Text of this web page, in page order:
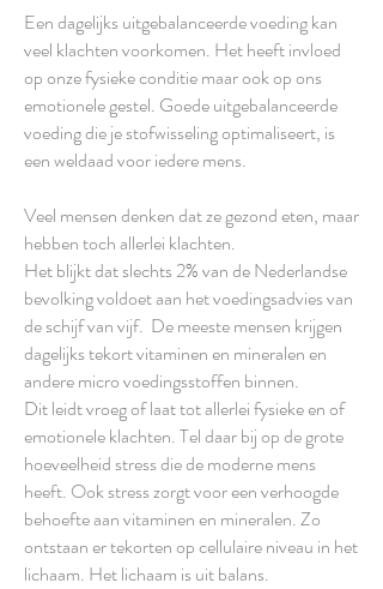
Een dagelijks uitgebalanceerde voeding kan
veel klachten voorkomen. Het heeft invloed
op onze fysieke conditie maar ook op ons
emotionele gestel. Goede uitgebalanceerde
voeding die je stofwisseling optimaliseert, is
een weldaad voor iedere mens.
Veel mensen denken dat ze gezond eten, maar
hebben toch allerlei klachten.
Het blijkt dat slechts 2% van de Nederlandse
bevolking voldoet aan het voedingsadvies van
de schijf van vijf. De meeste mensen krijgen
dagelijks tekort vitaminen en mineralen en
andere micro voedingsstoffen binnen.
Dit leidt vroeg of laat tot allerlei fysieke en of
emotionele klachten. Tel daar bij op de grote
hoeveelheid stress die de moderne mens
heeft. Ook stress zorgt voor een verhoogde
behoefte aan vitaminen en mineralen. Zo
ontstaan er tekorten op cellulaire niveau in het
lichaam. Het lichaam is uit balans.